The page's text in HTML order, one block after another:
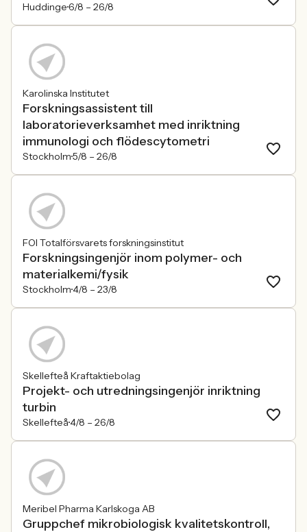
Huddinge6/8 – 26/8
Karolinska Institutet
Forskningsassistent till
laboratorieverksamhet med inriktning
immunologi och flödescytometri
Stockholm5/8 – 26/8
FOI Totalförsvarets forskningsinstitut
Forskningsingenjör inom polymer- och
materialkemi/fysik
Stockholm4/8 – 23/8
Skellefteå Kraftaktiebolag
Projekt- och utredningsingenjör inriktning
turbin
Skellefteå4/8 – 26/8
Meribel Pharma Karlskoga AB
Gruppchef mikrobiologisk kvalitetskontroll,